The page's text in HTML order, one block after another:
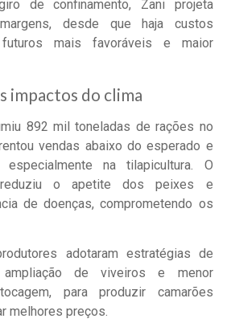
de confinamento, Zani projeta
desde que haja custos
mais favoráveis e maior
impactos do clima
892 mil toneladas de rações no
vendas abaixo do esperado e
especialmente na tilapicultura. O
o apetite dos peixes e
de doenças, comprometendo os
adotaram estratégias de
ampliação de viveiros e menor
para produzir camarões
melhores preços.